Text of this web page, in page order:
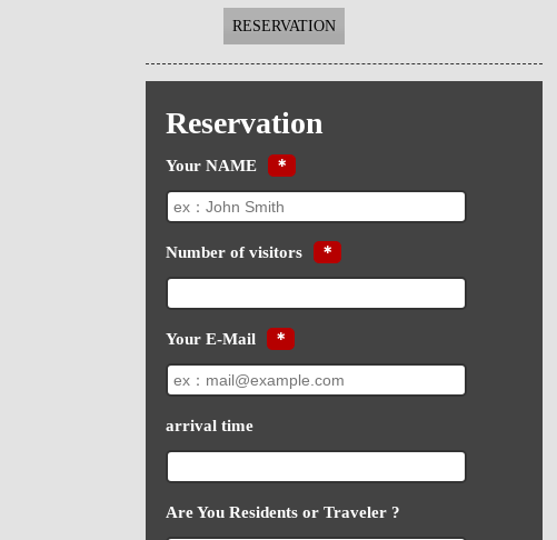
RESERVATION
Reservation
Your NAME ＊
Number of visitors ＊
Your E-Mail ＊
arrival time
Are You Residents or Traveler ?